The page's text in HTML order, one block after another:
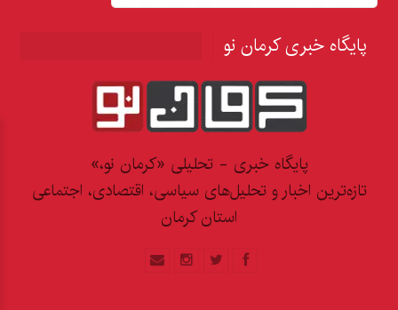
پایگاه خبری کرمان نو
پایگاه خبری - تحلیلی «کرمان نو،»
تازه‌ترین اخبار و تحلیل‌های سیاسی، اقتصادی، اجتماعی
استان کرمان